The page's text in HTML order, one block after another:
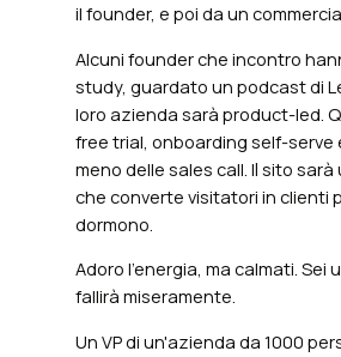
il founder, e poi da un
Alcuni founder che incontro
study, guardato un podcast di
loro azienda sarà product-led.
free trial, onboarding self-serve
meno delle sales call. Il sito
che converte visitatori in clienti
dormono.
Adoro l'energia, ma calmati. Sei
fallirà miseramente.
Un VP di un'azienda da 1000